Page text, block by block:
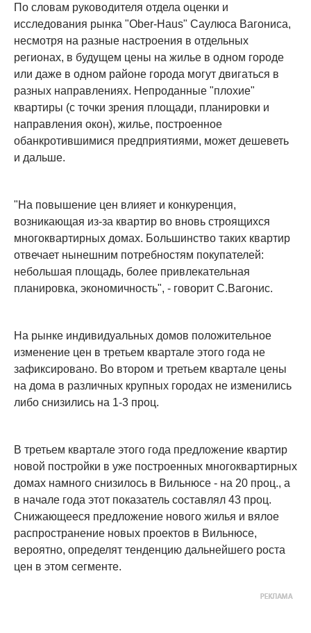
По словам руководителя отдела оценки и
исследования рынка "Ober-Haus" Саулюса Вагониса,
несмотря на разные настроения в отдельных
регионах, в будущем цены на жилье в одном городе
или даже в одном районе города могут двигаться в
разных направлениях. Непроданные "плохие"
квартиры (с точки зрения площади, планировки и
направления окон), жилье, построенное
обанкротившимися предприятиями, может дешеветь
и дальше.
"На повышение цен влияет и конкуренция,
возникающая из-за квартир во вновь строящихся
многоквартирных домах. Большинство таких квартир
отвечает нынешним потребностям покупателей:
небольшая площадь, более привлекательная
планировка, экономичность", - говорит С.Вагонис.
На рынке индивидуальных домов положительное
изменение цен в третьем квартале этого года не
зафиксировано. Во втором и третьем квартале цены
на дома в различных крупных городах не изменились
либо снизились на 1-3 проц.
В третьем квартале этого года предложение квартир
новой постройки в уже построенных многоквартирных
домах намного снизилось в Вильнюсе - на 20 проц., а
в начале года этот показатель составлял 43 проц.
Снижающееся предложение нового жилья и вялое
распространение новых проектов в Вильнюсе,
вероятно, определят тенденцию дальнейшего роста
цен в этом сегменте.